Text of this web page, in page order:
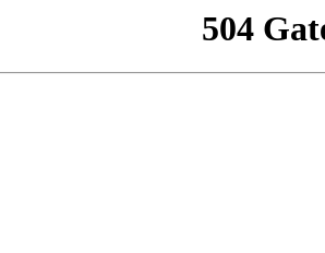
504